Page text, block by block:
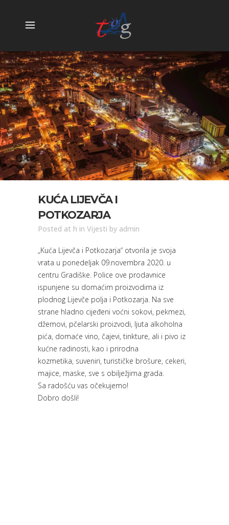
KUĆA LIJEVČA I
POTKOZARJA
Posted at h in Vijesti by admin
„Kuća Lijevča i Potkozarja“ otvorila je svoja
vrata u ponedeljak 09.novembra 2020. u
centru Gradiške. Police ove prodavnice
ispunjene su domaćim proizvodima iz
plodnog Lijevče polja i Potkozarja. Na sve
strane hladno cijeđeni voćni sokovi, pekmezi,
džemovi, pčelarski proizvodi, ljuta alkoholna
pića, domaće vino, čajevi, tinkture, ali i pivo iz
kućne radinosti, kao i prirodna
kozmetika, suveniri, turističke brošure, cekeri,
majice, maske, sve s obilježjima grada.
Sa radošću vas očekujemo!
Dobro došli!